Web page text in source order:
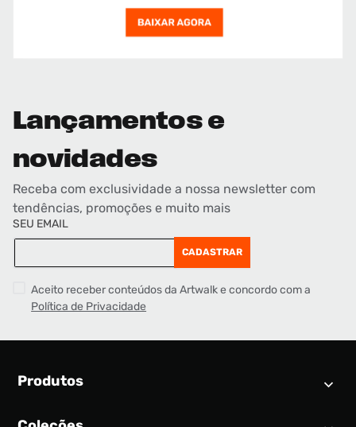
Lançamentos e
novidades
Receba com exclusividade a nossa newsletter com
tendências, promoções e muito mais
SEU EMAIL
CADASTRAR
Aceito receber conteúdos da Artwalk e concordo com a
Política de Privacidade
Produtos